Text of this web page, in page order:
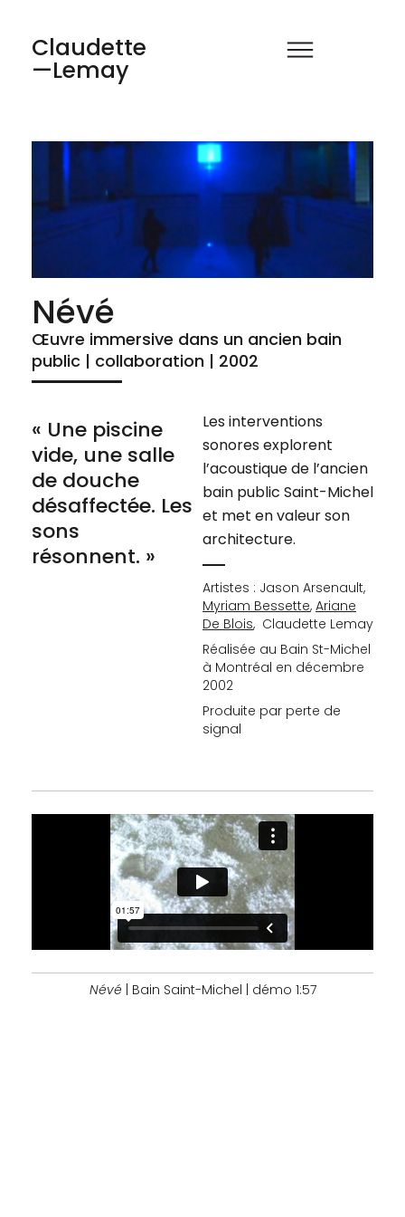
Claudette
—Lemay
Névé
Œuvre immersive dans un ancien bain
public | collaboration | 2002
« Une piscine
vide, une salle
de douche
désaffectée. Les
sons
résonnent. »
Les interventions
sonores explorent
l’acoustique de l’ancien
bain public Saint-Michel
et met en valeur son
architecture.
Artistes : Jason Arsenault,
Myriam Bessette, Ariane
De Blois, Claudette Lemay
Réalisée au Bain St-Michel
à Montréal en décembre
2002
Produite par perte de
signal
Névé| Bain Saint-Michel | démo 1:57